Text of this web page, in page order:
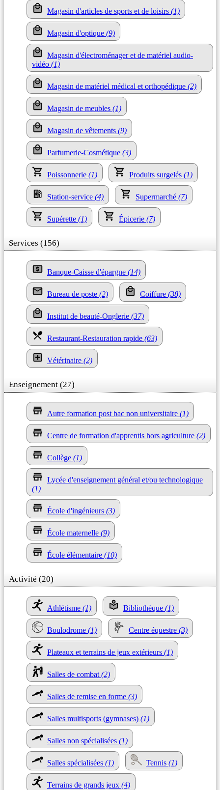
Magasin d'articles de sports et de loisirs (1)
Magasin d'optique (9)
Magasin d'électroménager et de matériel audio-
vidéo (1)
Magasin de matériel médical et orthopédique (2)
Magasin de meubles (1)
Magasin de vêtements (9)
Parfumerie-Cosmétique (3)
Poissonnerie (1) Produits surgelés (1)
Station-service (4) Supermarché (7)
Supérette (1) Épicerie (7)
Services (156)
Banque-Caisse d'épargne (14)
Bureau de poste (2) Coiffure (38)
Institut de beauté-Onglerie (37)
Restaurant-Restauration rapide (63)
Vétérinaire (2)
Enseignement (27)
Autre formation post bac non universitaire (1)
Centre de formation d'apprentis hors agriculture (2)
Collège (1)
Lycée d'enseignement général et/ou technologique
(1)
École d'ingénieurs (3)
École maternelle (9)
École élémentaire (10)
Activité (20)
Athlétisme (1) Bibliothèque (1)
Boulodrome (1) Centre équestre (3)
Plateaux et terrains de jeux extérieurs (1)
Salles de combat (2)
Salles de remise en forme (3)
Salles multisports (gymnases) (1)
Salles non spécialisées (1)
Salles spécialisées (1) Tennis (1)
Terrains de grands jeux (4)